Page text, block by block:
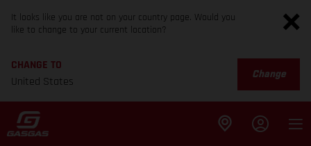
It looks like you are not on your country page. Would you
like to change to your current location?
CHANGE TO
United States
Change